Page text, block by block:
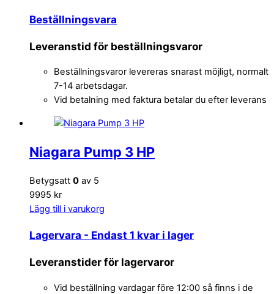
Beställningsvara
Leveranstid för beställningsvaror
Beställningsvaror levereras snarast möjligt, normalt
7-14 arbetsdagar.
Vid betalning med faktura betalar du efter leverans
Niagara Pump 3 HP
Betygsatt 0 av 5
9995 kr
Lägg till i varukorg
Lagervara - Endast 1 kvar i lager
Leveranstider för lagervaror
Vid beställning vardagar före 12:00 så finns i de